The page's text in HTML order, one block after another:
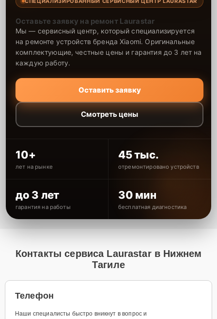
Оставьте заявку на ремонт Laurastar
Мы — сервисный центр, который специализируется
на ремонте устройств бренда Xiaomi. Оригинальные
комплектующие, честные цены и гарантия до 3 лет на
каждую работу.
Оставить заявку
Смотреть цены
10+
лет на рынке
45 тыс.
отремонтировано устройств
до 3 лет
гарантия на работы
30 мин
бесплатная диагностика
Контакты сервиса Laurastar в Нижнем
Тагиле
Телефон
Наши специалисты быстро вникнут в вопрос и